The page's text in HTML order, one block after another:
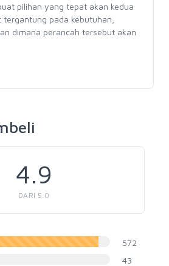
pilihan yang tepat akan kedua
pada kebutuhan,
dimana perancah tersebut akan
4.9
DARI 5.0
572
43